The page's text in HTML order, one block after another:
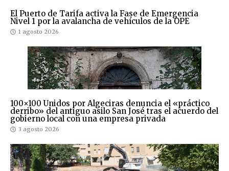
El Puerto de Tarifa activa la Fase de Emergencia
Nivel 1 por la avalancha de vehículos de la OPE
1 agosto 2026
100×100 Unidos por Algeciras denuncia el «práctico
derribo» del antiguo asilo San José tras el acuerdo del
gobierno local con una empresa privada
3 agosto 2026